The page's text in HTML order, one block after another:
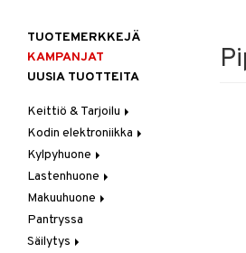
TUOTEMERKKEJÄ
KAMPANJAT
UUSIA TUOTTEITA
Keittiö & Tarjoilu
Aterimet
Kannut & Karahvit
Keittiösäilytys
Keittiötekstiilit
Keittiövälineet
Kodinkoneet
Kodin elektroniikka
Ääni
Kylpyhuone
Kylpyhuoneen sisustus
Kylpyhuoneen tarvikkeita
Kylpyhuoneen tekstiilit
Lastenhuone
Kylpyhuoneen koristelu
Lasten huonekalut
Lasten lamput
Makuuhuone
Huovat & Saalit
Koristetyynyt
Pantryssa
Säilytys